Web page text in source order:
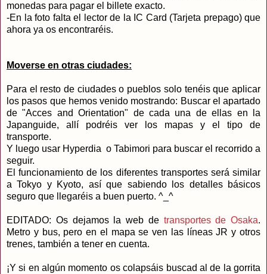
monedas para pagar el billete exacto.
-En la foto falta el lector de la IC Card (Tarjeta prepago) que
ahora ya os encontraréis.
Moverse en otras ciudades:
Para el resto de ciudades o pueblos solo tenéis que aplicar
los pasos que hemos venido mostrando: Buscar el apartado
de "Acces and Orientation" de cada una de ellas en la
Japanguide, allí podréis ver los mapas y el tipo de
transporte.
Y luego usar Hyperdia o Tabimori para buscar el recorrido a
seguir.
El funcionamiento de los diferentes transportes será similar
a Tokyo y Kyoto, así que sabiendo los detalles básicos
seguro que llegaréis a buen puerto. ^_^
EDITADO: Os dejamos la web de transportes de Osaka.
Metro y bus, pero en el mapa se ven las líneas JR y otros
trenes, también a tener en cuenta.
¡Y si en algún momento os colapsáis buscad al de la gorrita